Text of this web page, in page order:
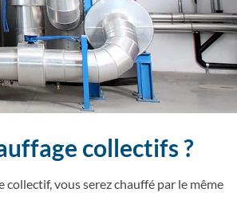
collectifs ?
vous serez chauffé par le même